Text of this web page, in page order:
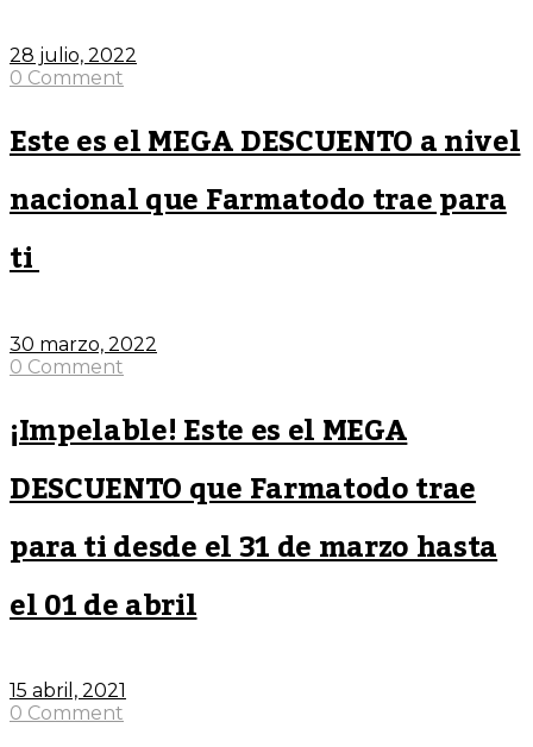
28 julio, 2022
0 Comment
Este es el MEGA DESCUENTO a nivel
nacional que Farmatodo trae para
ti
30 marzo, 2022
0 Comment
¡Impelable! Este es el MEGA
DESCUENTO que Farmatodo trae
para ti desde el 31 de marzo hasta
el 01 de abril
15 abril, 2021
0 Comment